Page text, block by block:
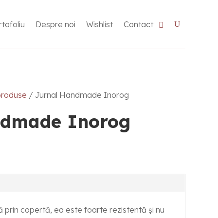
Despre noi Wishlist Contact
/ Jurnal Handmade Inorog
Inorog
copertă, ea este foarte rezistentă și nu